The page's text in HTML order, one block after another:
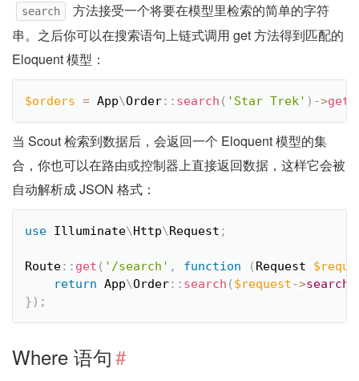
search
方法接受一个将要在模型里检索的简单的字符
串。之后你可以在搜索语句上链式调用 get 方法得到匹配的
Eloquent 模型：
$orders = App\Order:: search ( 'Star Trek' ) ->get
当 Scout 检索到数据后，会返回一个 Eloquent 模型的集
合，你也可以在路由或控制器上直接返回数据，这样它会被
自动解析成 JSON 格式：
use Illuminate\Http\Request ;
Route:: get ( '/search' , function ( Request
return App\Order:: search ( $request->search
} ) ;
Where 语句#